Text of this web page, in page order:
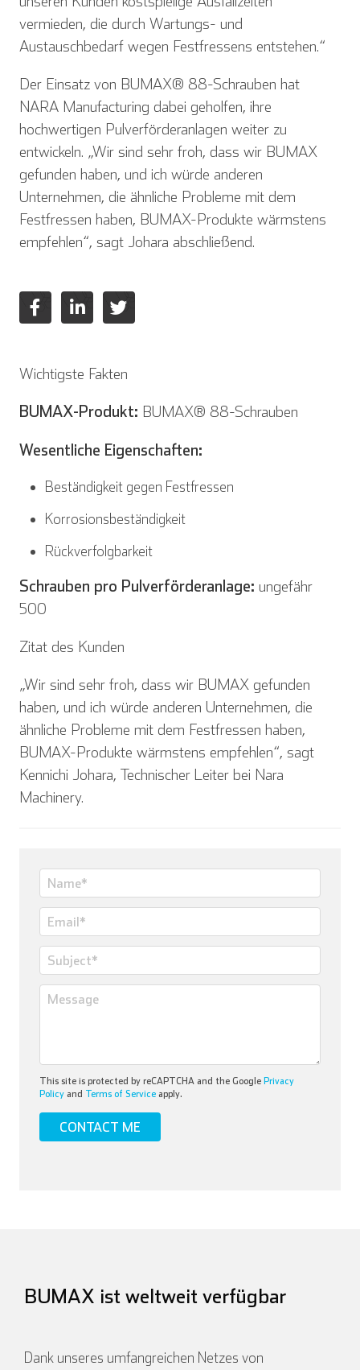
Español
vermieden, die durch Wartungs- und
Austauschbedarf wegen Festfressens entstehen.“
Der Einsatz von BUMAX® 88-Schrauben hat
NARA Manufacturing dabei geholfen, ihre
hochwertigen Pulverförderanlagen weiter zu
entwickeln. „Wir sind sehr froh, dass wir BUMAX
gefunden haben, und ich würde anderen
Unternehmen, die ähnliche Probleme mit dem
Festfressen haben, BUMAX-Produkte wärmstens
empfehlen“, sagt Johara abschließend.
Wichtigste Fakten
BUMAX-Produkt: BUMAX® 88-Schrauben
Wesentliche Eigenschaften:
Beständigkeit gegen Festfressen
Korrosionsbeständigkeit
Rückverfolgbarkeit
Schrauben pro Pulverförderanlage: ungefähr
500
Zitat des Kunden
„Wir sind sehr froh, dass wir BUMAX gefunden
haben, und ich würde anderen Unternehmen, die
ähnliche Probleme mit dem Festfressen haben,
BUMAX-Produkte wärmstens empfehlen“, sagt
Kennichi Johara, Technischer Leiter bei Nara
Machinery.
This site is protected by reCAPTCHA and the Google Privacy
Policy and Terms of Service apply.
BUMAX ist weltweit verfügbar
Dank unseres umfangreichen Netzes von